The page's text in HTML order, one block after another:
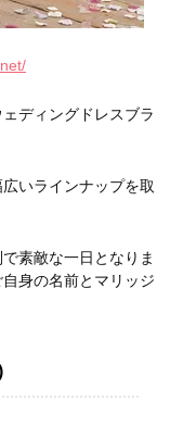
ディングドレスブラ
いラインナップを取
素敵な一日となりま
身の名前とマリッジ